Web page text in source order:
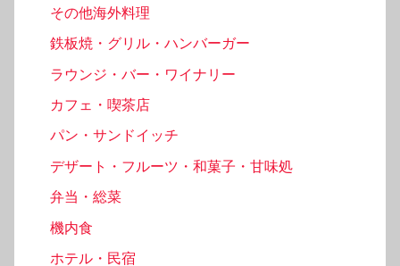
その他海外料理
鉄板焼・グリル・ハンバーガー
ラウンジ・バー・ワイナリー
カフェ・喫茶店
パン・サンドイッチ
デザート・フルーツ・和菓子・甘味処
弁当・総菜
機内食
ホテル・民宿